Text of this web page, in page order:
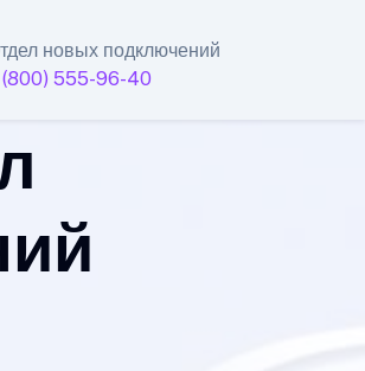
новых подключений
555-96-40